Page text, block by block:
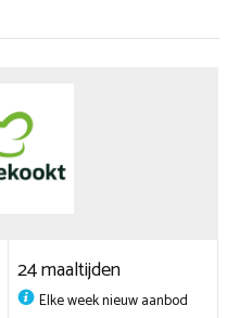
24 maaltijden
Elke week nieuw aanbod